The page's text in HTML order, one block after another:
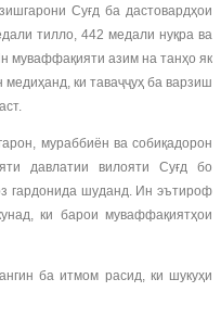
Суғд ба дастовардҳои
тилло, 442 медали нуқра ва
муваффақияти азим на танҳо як
ки таваҷҷуҳ ба варзиш
мураббиён ва собиқадорон
давлатии вилояти Суғд бо
гардонида шуданд. Ин эътироф
ки барои муваффақиятҳои
ба итмом расид, ки шукуҳи